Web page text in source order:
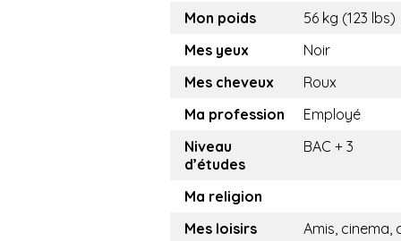
Mon poids
56 kg (123 lbs)
Mes yeux
Noir
Mes cheveux
Roux
Ma profession
Employé
Niveau
d’études
BAC + 3
Ma religion
Mes loisirs
Amis, cinema,